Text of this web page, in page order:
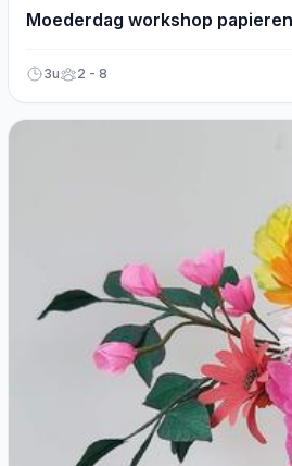
Moederdag workshop
3u 2 - 8